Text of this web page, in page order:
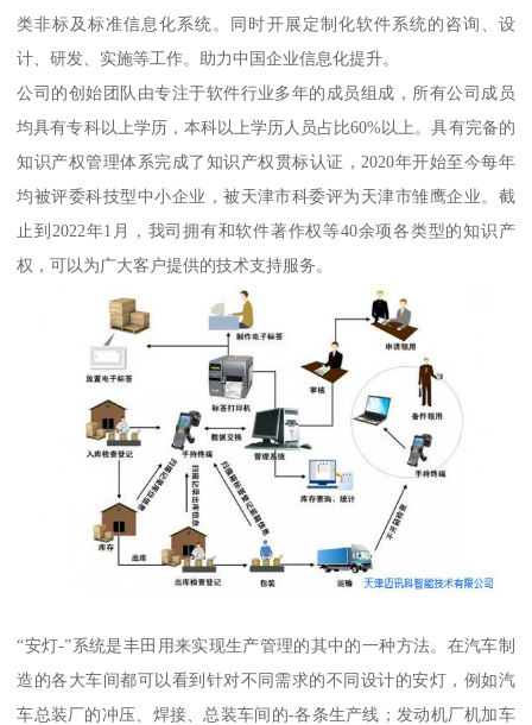
类非标及标准信息化系统。同时开展定制化软件系统的咨询、设
计、研发、实施等工作。助力中国企业信息化提升。
公司的创始团队由专注于软件行业多年的成员组成，所有公司成员
均具有专科以上学历，本科以上学历人员占比60%以上。具有完备的
知识产权管理体系完成了知识产权贯标认证，2020年开始至今每年
均被评委科技型中小企业，被天津市科委评为天津市雏鹰企业。截
止到2022年1月，我司拥有和软件著作权等40余项各类型的知识产
权，可以为广大客户提供的技术支持服务。
“安灯-”系统是丰田用来实现生产管理的其中的一种方法。在汽车制
造的各大车间都可以看到针对不同需求的不同设计的安灯，例如汽
车总装厂的冲压、焊接、总装车间的-各条生产线；发动机厂机加车